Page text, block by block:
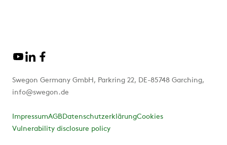
Swegon Germany GmbH, Parkring 22, DE-85748 Garching,
info@swegon.de
ImpressumAGBDatenschutzerklärungCookies
Vulnerability disclosure policy